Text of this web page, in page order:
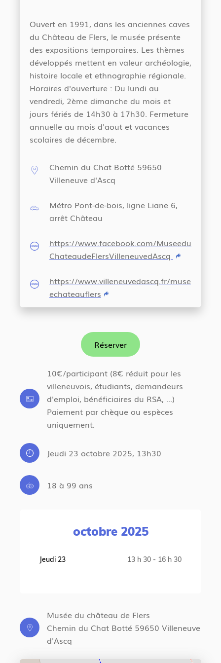
Ouvert en 1991, dans les anciennes caves
du Château de Flers, le musée présente
des expositions temporaires. Les thèmes
développés mettent en valeur archéologie,
histoire locale et ethnographie régionale.
Horaires d'ouverture : Du lundi au
vendredi, 2ème dimanche du mois et
jours fériés de 14h30 à 17h30. Fermeture
annuelle au mois d'aout et vacances
scolaires de décembre.
Chemin du Chat Botté 59650
Villeneuve d'Ascq
Métro Pont-de-bois, ligne Liane 6,
arrêt Château
https://www.facebook.com/Museedu
ChateaudeFlersVilleneuvedAscq
https://www.villeneuvedascq.fr/muse
echateauflers
Réserver
10€/participant (8€ réduit pour les
villeneuvois, étudiants, demandeurs
d'emploi, bénéficiaires du RSA, ...)
Paiement par chèque ou espèces
uniquement.
Jeudi 23 octobre 2025, 13h30
18 à 99 ans
octobre 2025
Jeudi 23 13 h 30 - 16 h 30
Musée du château de Flers
Chemin du Chat Botté 59650 Villeneuve
d'Ascq